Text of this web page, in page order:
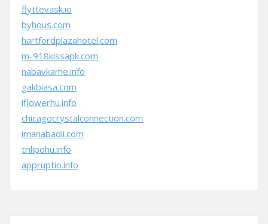
flyttevask.io
byhous.com
hartfordplazahotel.com
m-918kissapk.com
nabavkame.info
gakbiasa.com
iflowerhu.info
chicagocrystalconnection.com
imanabadii.com
trilipohu.info
appruptio.info